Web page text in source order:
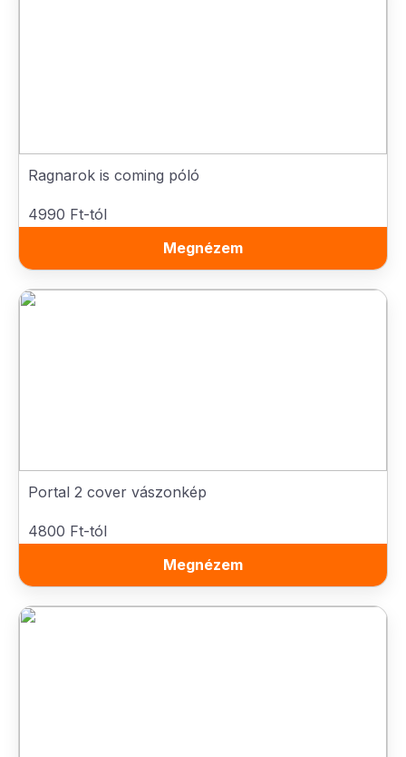
Ragnarok is coming póló
4990 Ft-tól
Megnézem
Portal 2 cover vászonkép
4800 Ft-tól
Megnézem